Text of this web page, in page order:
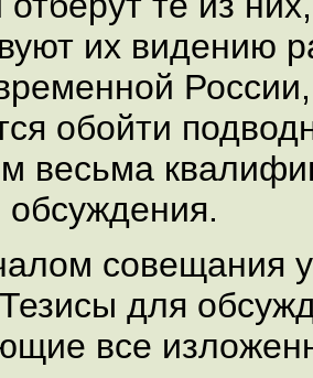
их видению
обойти
весьма
обсуждения.
совещания
для
все